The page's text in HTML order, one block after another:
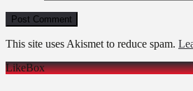
This site uses Akismet to reduce spam.
LikeBox